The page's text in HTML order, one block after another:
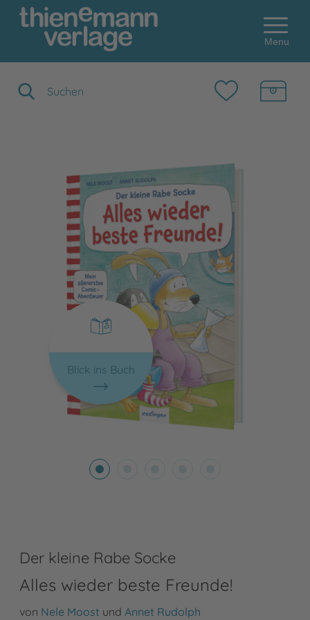
Menu
Blick ins Buch
Der kleine Rabe Socke
Alles wieder beste Freunde!
von Nele Moost und Annet Rudolph